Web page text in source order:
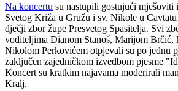
Na koncertu su nastupili gostujući mješoviti
Svetog Križa u Gružu i sv. Nikole u
dječji zbor župe Presvetog Spasitelja. Svi
voditeljima Dianom Stanoš, Marijom Brčić,
Nikolom Perkovićem otpjevali su po jednu
zaključen zajedničkom izvedbom pjesme
Koncert su kratkim najavama moderirali
Kralj.